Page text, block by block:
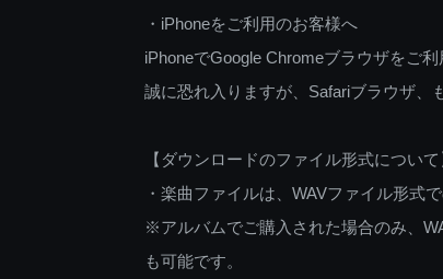
・iPhoneをご利用のお客様へ
iPhoneでGoogle Chromeブラウザをご
誠に恐れ入りますが、Safariブラウザ、
【ダウンロードのファイル形式について
・楽曲ファイルは、WAVファイル形式
※アルバムでご購入された場合のみ、
も可能です。